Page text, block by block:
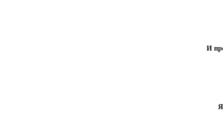
И